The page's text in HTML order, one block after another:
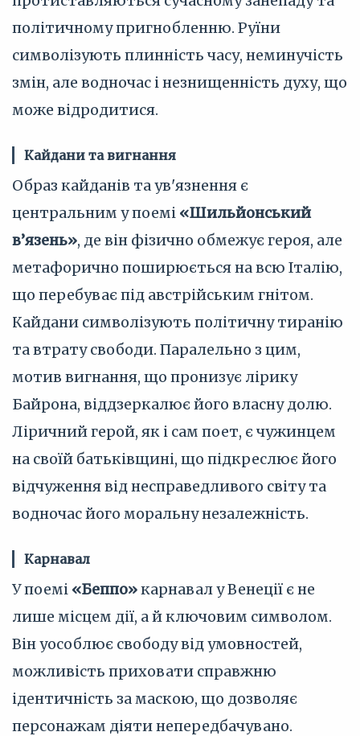
політичному пригнобленню. Руїни
символізують плинність часу, неминучість
змін, але водночас і незнищенність духу, що
може відродитися.
Кайдани та вигнання
Образ кайданів та ув'язнення є
центральним у поемі «Шильйонський
в’язень», де він фізично обмежує героя, але
метафорично поширюється на всю Італію,
що перебуває під австрійським гнітом.
Кайдани символізують політичну тиранію
та втрату свободи. Паралельно з цим,
мотив вигнання, що пронизує лірику
Байрона, віддзеркалює його власну долю.
Ліричний герой, як і сам поет, є чужинцем
на своїй батьківщині, що підкреслює його
відчуження від несправедливого світу та
водночас його моральну незалежність.
Карнавал
У поемі «Беппо»карнавал у Венеції є не
лише місцем дії, а й ключовим символом.
Він уособлює свободу від умовностей,
можливість приховати справжню
ідентичність за маскою, що дозволяє
персонажам діяти непередбачувано.